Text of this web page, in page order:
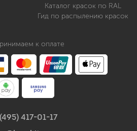
Каталог красок по RAL
Гид по распылению красок
к оплате
417-01-17